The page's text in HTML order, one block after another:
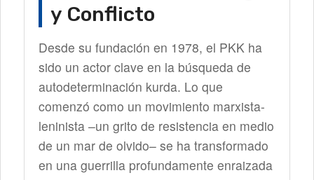
y Conflicto
Desde su fundación en 1978, el PKK ha
sido un actor clave en la búsqueda de
autodeterminación kurda. Lo que
comenzó como un movimiento marxista-
leninista –un grito de resistencia en medio
de un mar de olvido– se ha transformado
en una guerrilla profundamente enraizada